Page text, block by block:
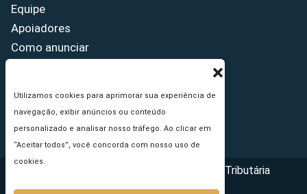
Utilizamos cookies para aprimorar sua experiência de
navegação, exibir anúncios ou conteúdo
personalizado e analisar nosso tráfego. Ao clicar em
“Aceitar todos”, você concorda com nosso uso de
cookies.
Equipe
Apoiadores
Como anunciar
Princípios Editoriais
Copyright © 2026 - Portal da Reforma Tributária